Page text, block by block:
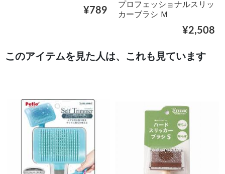
¥789
プロフェッショナルスリッ
カーブラシ Ｍ
¥2,508
このアイテムを見た人は、これも見ています